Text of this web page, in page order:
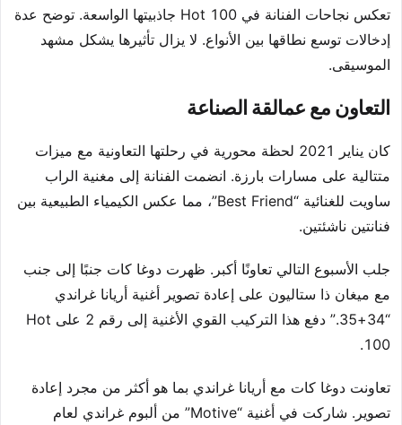
تعكس نجاحات الفنانة في Hot 100 جاذبيتها الواسعة. توضح عدة
إدخالات توسع نطاقها بين الأنواع. لا يزال تأثيرها يشكل مشهد
الموسيقى.
التعاون مع عمالقة الصناعة
كان يناير 2021 لحظة محورية في رحلتها التعاونية مع ميزات
متتالية على مسارات بارزة. انضمت الفنانة إلى مغنية الراب
ساويت للغنائية “Best Friend”، مما عكس الكيمياء الطبيعية بين
فنانتين ناشئتين.
جلب الأسبوع التالي تعاونًا أكبر. ظهرت دوغا كات جنبًا إلى جنب
مع ميغان ذا ستاليون على إعادة تصوير أغنية أريانا غراندي
“34+35.” دفع هذا التركيب القوي الأغنية إلى رقم 2 على Hot
100.
تعاونت دوغا كات مع أريانا غراندي بما هو أكثر من مجرد إعادة
تصوير. شاركت في أغنية “Motive” من ألبوم غراندي لعام